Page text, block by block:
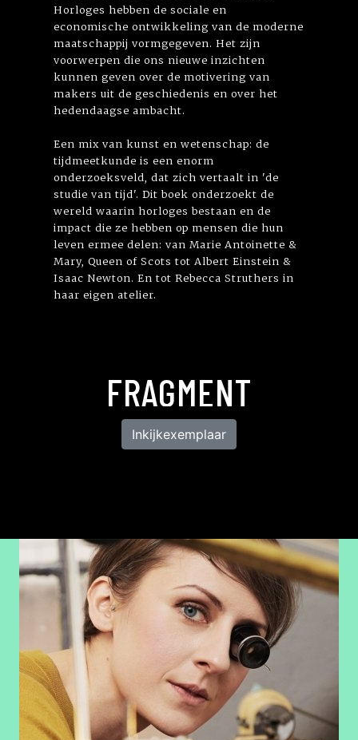
Horloges hebben de sociale en
economische ontwikkeling van de moderne
maatschappij vormgegeven. Het zijn
voorwerpen die ons nieuwe inzichten
kunnen geven over de motivering van
makers uit de geschiedenis en over het
hedendaagse ambacht.
Een mix van kunst en wetenschap: de
tijdmeetkunde is een enorm
onderzoeksveld, dat zich vertaalt in 'de
studie van tijd'. Dit boek onderzoekt de
wereld waarin horloges bestaan en de
impact die ze hebben op mensen die hun
leven ermee delen: van Marie Antoinette &
Mary, Queen of Scots tot Albert Einstein &
Isaac Newton. En tot Rebecca Struthers in
haar eigen atelier.
FRAGMENT
Inkijkexemplaar